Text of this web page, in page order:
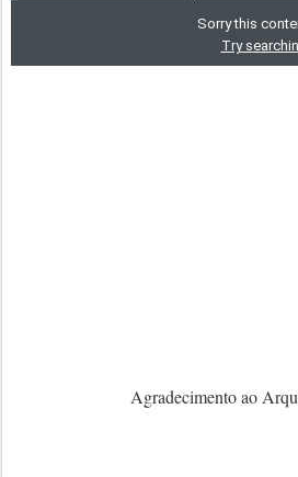
Agradecimento ao